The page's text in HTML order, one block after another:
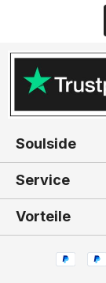
Soulside
Service
Vorteile